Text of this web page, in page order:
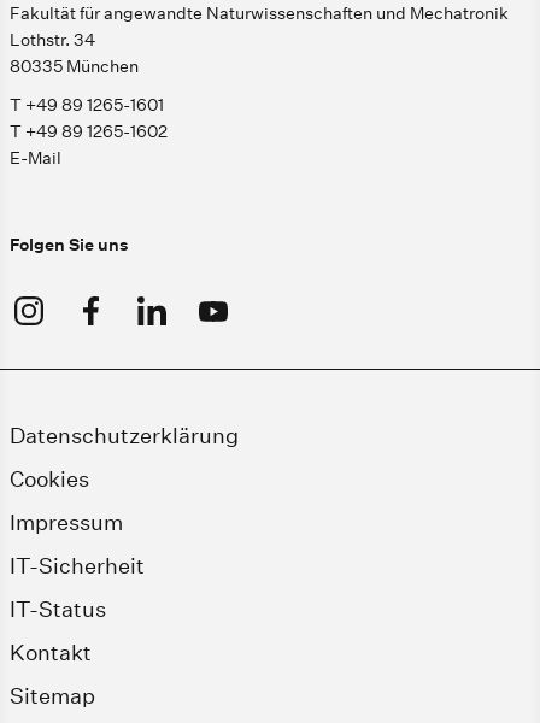
Fakultät für angewandte Naturwissenschaften und Mechatronik
Lothstr. 34
80335 München
T +49 89 1265-1601
T +49 89 1265-1602
E-Mail
Folgen Sie uns
Datenschutzerklärung
Cookies
Impressum
IT-Sicherheit
IT-Status
Kontakt
Sitemap